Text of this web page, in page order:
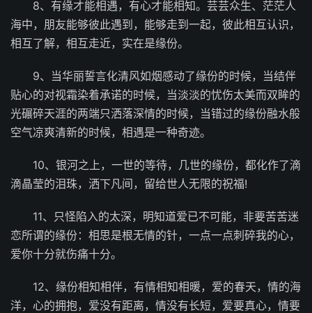
8、有缘才能相遇，有心才能相知。芸芸众生、茫茫人
海中，朋友能够彼此遇到，能够走到一起，彼此相互认识，
相互了解，相互走近，实在是缘份。
9、当华丽誓言化清风如烟感动了缘份的时候，当结伴
贴心的对视霜染着承诺的时候，当淡淡的忧伤太美而双眸的
光碾碎天涯的两端只洒落深情的时候，当错过的缘份融水般
空气凉爽清新的时候，相遇是一种奇迹。
10、银河之上，一世的等待，几世的缘份，都化作了滴
滴晶莹的泪珠，洒下凡间，留给世人无限的祝福!
11、只怪陷入的太深，明知道爱已不可能，非要苦苦迷
恋所谓的缘份：相思是根无情的针，一点一点刺碎我的心，
爱你十分就伤痛十分。
12、缘份相知相伴，有情相知相暖，爱的春天，情的海
洋，心的拥抱，爱没有距离，情没有长短，爱要真心，情要